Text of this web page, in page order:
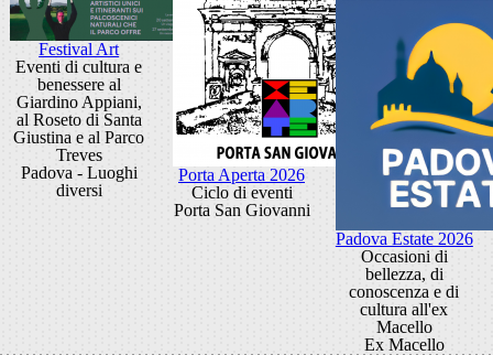
Festival Art
Eventi di cultura e
benessere al
Giardino Appiani,
al Roseto di Santa
Giustina e al Parco
Treves
Padova - Luoghi
diversi
Porta Aperta 2026
Ciclo di eventi
Porta San Giovanni
Padova Estate 2026
Occasioni di
bellezza, di
conoscenza e di
cultura all'ex
Macello
Ex Macello